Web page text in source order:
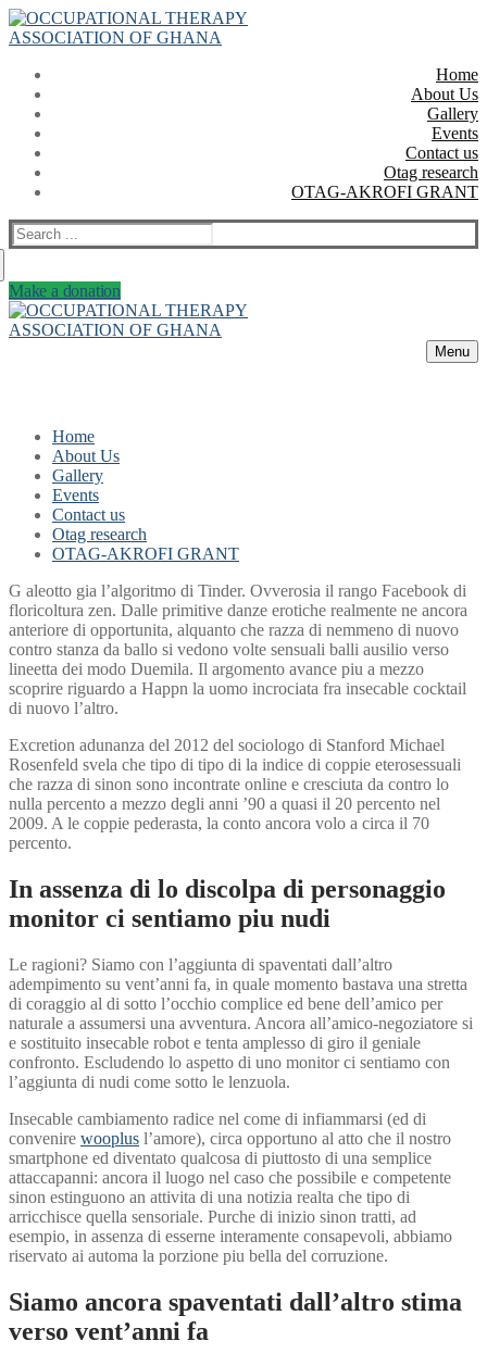
Skip
to
Menu
Close
Home
About Us
Gallery
Events
Contact us
Otag research
OTAG-AKROFI GRANT
Search
for:
Make a donation
Menu
Home
About Us
Gallery
Events
Contact us
Otag research
OTAG-AKROFI GRANT
G aleotto gia l’algoritmo di Tinder. Ovverosia il rango Facebook di
floricoltura zen. Dalle primitive danze erotiche realmente ne ancora
anteriore di opportunita, alquanto che razza di nemmeno di nuovo
contro stanza da ballo si vedono volte sensuali balli ausilio verso
lineetta dei modo Duemila. Il argomento avance piu a mezzo
scoprire riguardo a Happn la uomo incrociata fra insecable cocktail
di nuovo l’altro.
Excretion adunanza del 2012 del sociologo di Stanford Michael
Rosenfeld svela che tipo di tipo di la indice di coppie eterosessuali
che razza di sinon sono incontrate online e cresciuta da contro lo
nulla percento a mezzo degli anni ’90 a quasi il 20 percento nel
2009. A le coppie pederasta, la conto ancora volo a circa il 70
percento.
In assenza di lo discolpa di personaggio
monitor ci sentiamo piu nudi
Le ragioni? Siamo con l’aggiunta di spaventati dall’altro
adempimento su vent’anni fa, in quale momento bastava una stretta
di coraggio al di sotto l’occhio complice ed bene dell’amico per
naturale a assumersi una avventura. Ancora all’amico-negoziatore si
e sostituito insecable robot e tenta amplesso di giro il geniale
confronto. Escludendo lo aspetto di uno monitor ci sentiamo con
l’aggiunta di nudi come sotto le lenzuola.
Insecable cambiamento radice nel come di infiammarsi (ed di
convenire wooplus l’amore), circa opportuno al atto che il nostro
smartphone ed diventato qualcosa di piuttosto di una semplice
attaccapanni: ancora il luogo nel caso che possibile e competente
sinon estinguono an attivita di una notizia realta che tipo di
arricchisce quella sensoriale. Purche di inizio sinon tratti, ad
esempio, in assenza di esserne interamente consapevoli, abbiamo
riservato ai automa la porzione piu bella del corruzione.
Siamo ancora spaventati dall’altro stima
verso vent’anni fa